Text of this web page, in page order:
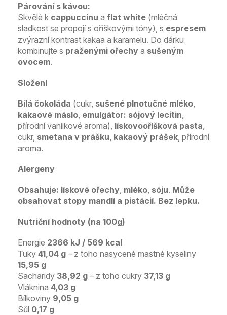
Párování s kávou:
Skvělé k cappuccinu a flat white (mléčná
sladkost se propojí s oříškovými tóny), s espresem
zvýrazní kontrast kakaa a karamelu. Do dárku
kombinujte s praženými ořechy a sušeným
ovocem.
Složení
Bílá čokoláda (cukr, sušené plnotučné mléko
kakaové máslo emulgátor: sójový lecitin
přírodní vanilkové aroma), lískovooříšková pasta
cukr, smetana v prášku kakaový prášek , přírodní
aroma.
Alergeny
Obsahuje: lískové ořechy mléko sóju. Může
obsahovat stopy mandlí a pistácií. Bez lepku.
Nutriční hodnoty (na 100g)
Energie 2366 kJ / 569 kcal
Tuky 41,04 g – z toho nasycené mastné kyseliny
15,95 g
Sacharidy 38,92 g – z toho cukry 37,13 g
Vláknina 4,03 g
Bílkoviny 9,05 g
Sůl 0,17 g